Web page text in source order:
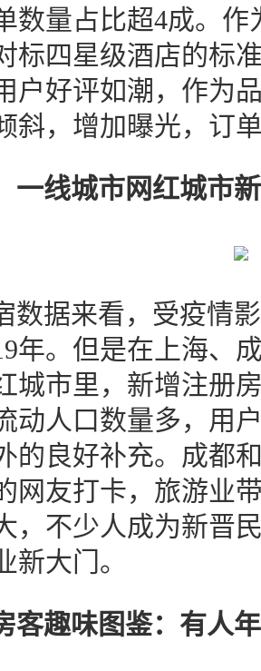
数量占比超4成。
标四星级酒店的标
户好评如潮，作为
斜，增加曝光，订
一线城市网红城市
数据来看，受疫情
年。但是在上海、
城市里，新增注册
动人口数量多，用
的良好补充。成都
网友打卡，旅游业
，不少人成为新晋
新大门。
客趣味图鉴：有人